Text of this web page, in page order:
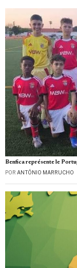
Benfica représente le
POR ANTÓNIO MARRUCHO